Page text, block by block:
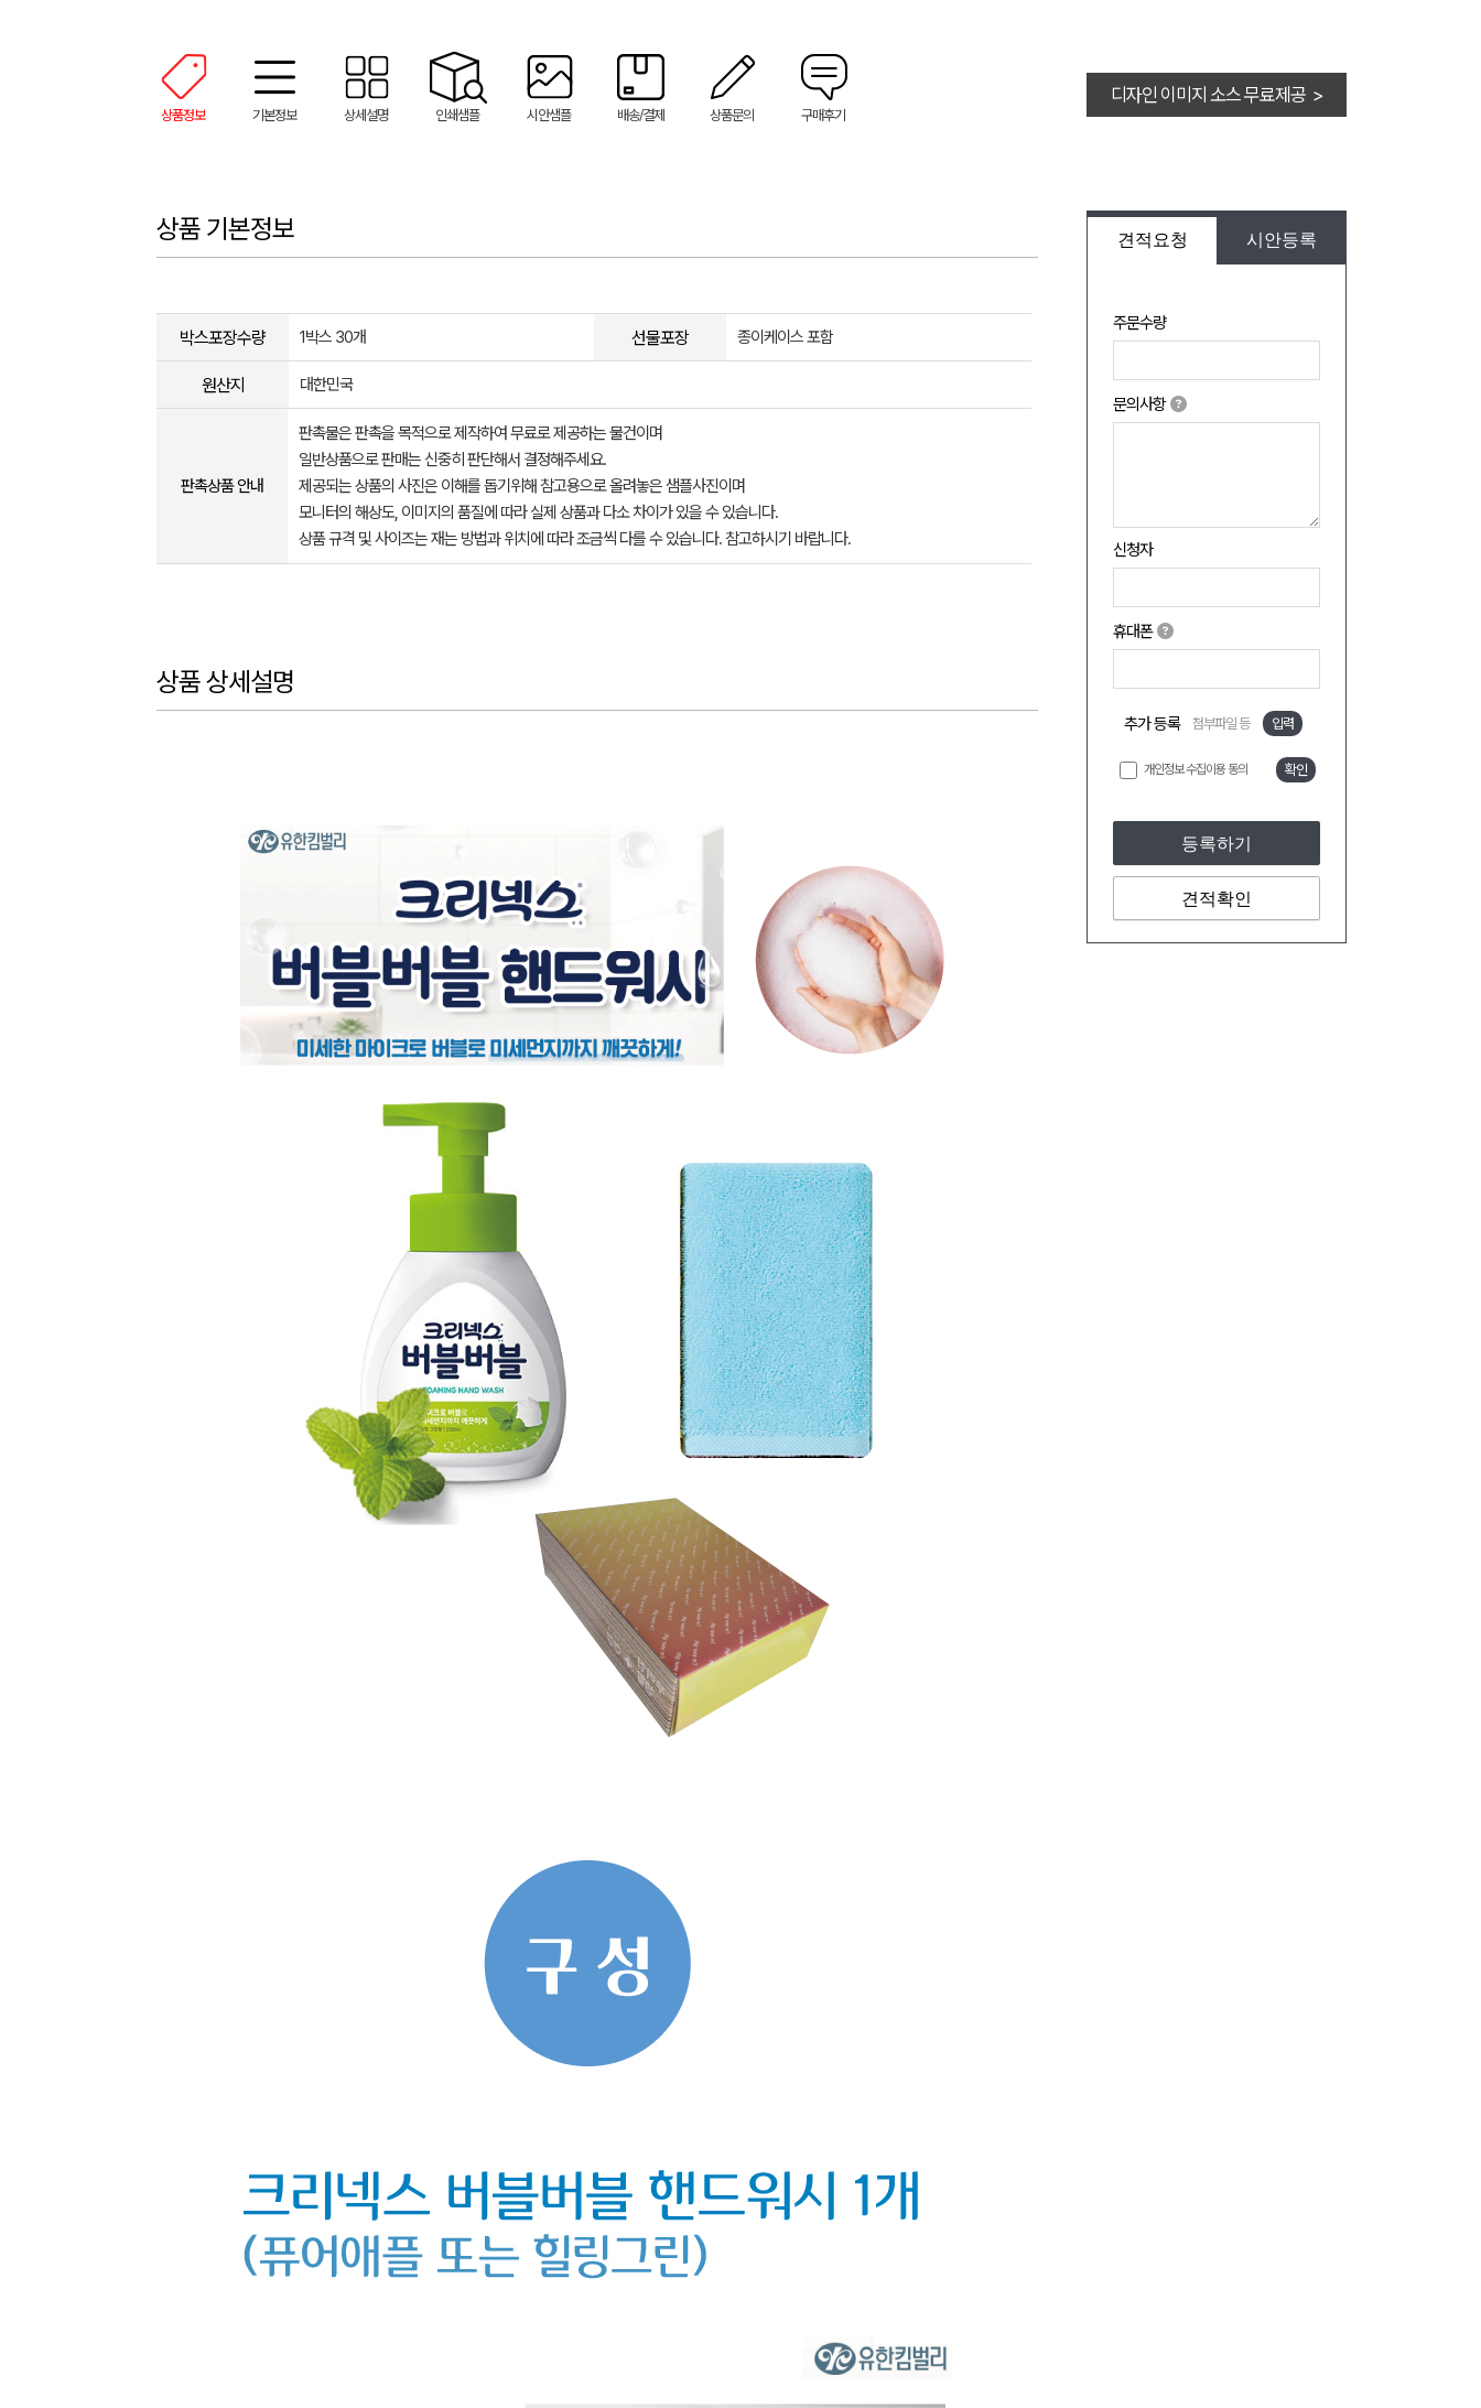
상품정보 기본정보 상세설명 인쇄샘플 시안샘플 배송/결제 상품문의 구매후기
디자인 이미지 소스 무료제공 >
견적요청 시안등록
주문수량
문의사항
신청자
휴대폰
추가 등록 첨부파일 등 입력
개인정보 수집이용 동의 확인
등록하기
견적확인
상품 기본정보
박스포장수량 1박스 30개 선물포장 종이케이스 포함
원산지 대한민국
판촉상품 안내
판촉물은 판촉을 목적으로 제작하여 무료로 제공하는 물건이며
일반상품으로 판매는 신중히 판단해서 결정해주세요.
제공되는 상품의 사진은 이해를 돕기위해 참고용으로 올려놓은 샘플사진이며
모니터의 해상도, 이미지의 품질에 따라 실제 상품과 다소 차이가 있을 수 있습니다.
상품 규격 및 사이즈는 재는 방법과 위치에 따라 조금씩 다를 수 있습니다. 참고하시기 바랍니다.
상품 상세설명